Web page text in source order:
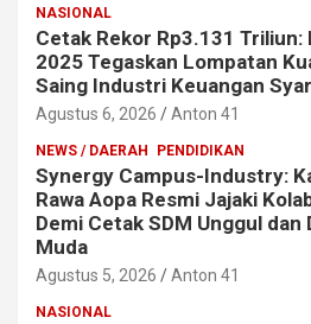
NASIONAL
Cetak Rekor Rp3.131 Triliun:
2025 Tegaskan Lompatan
Saing Industri Keuangan
Agustus 6, 2026 Anton 41
NEWS / DAERAH PENDIDIKAN
Synergy Campus-Industry:
Rawa Aopa Resmi Jajaki
Demi Cetak SDM Unggul dan
Muda
Agustus 5, 2026 Anton 41
NASIONAL